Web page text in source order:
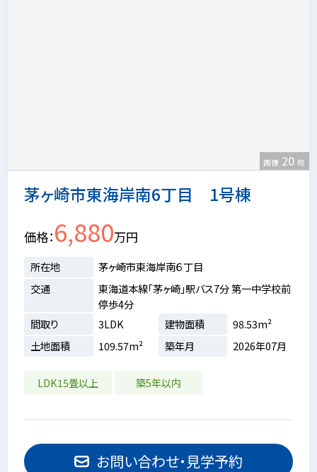
茅ヶ崎市東海岸南6丁目 1号棟
画像 20 枚
価格 6,880万円
所在地
茅ヶ崎市東海岸南６丁目
交通
東海道本線「茅ヶ崎」駅バス7分 第一中学校前
停歩4分
間取り
3LDK 建物面積
98.53m²
土地面積
109.57m² 築年月 2026年07月
LDK15畳以上 築5年以内
お問い合わせ・見学予約